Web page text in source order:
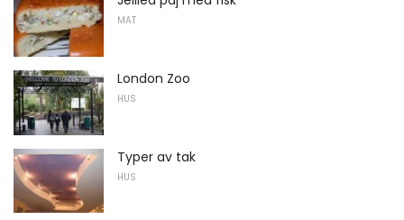
MAT
London Zoo
HUS
Typer av tak
HUS